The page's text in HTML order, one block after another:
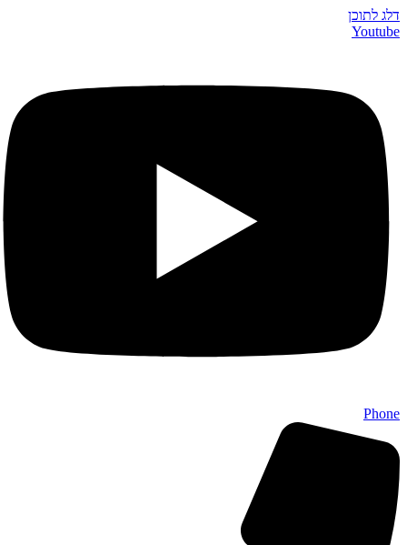
דלג לתוכן
Youtube
Phone